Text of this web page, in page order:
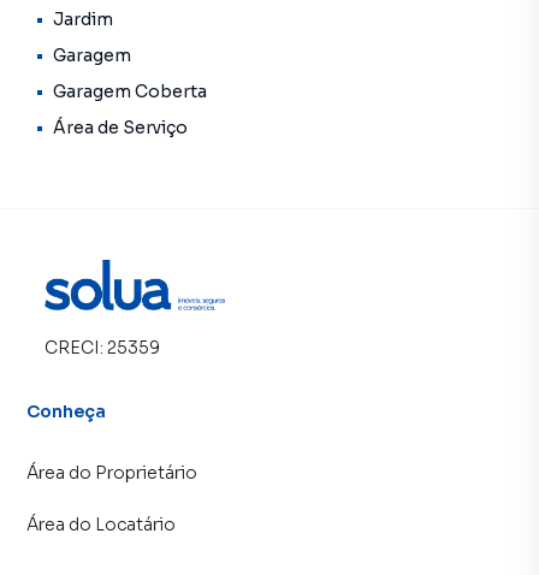
Jardim
Garagem
Garagem Coberta
Área de Serviço
CRECI: 25359
Conheça
Área do Proprietário
Área do Locatário